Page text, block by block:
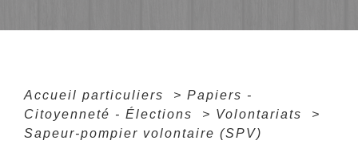
Accueil particuliers > Papiers -
Citoyenneté - Élections
> Volontariats
>
Sapeur-pompier volontaire (SPV)